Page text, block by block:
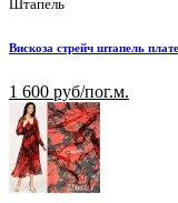
Штапель
Вискоза стрейч штапель
1 600 руб/пог.м.